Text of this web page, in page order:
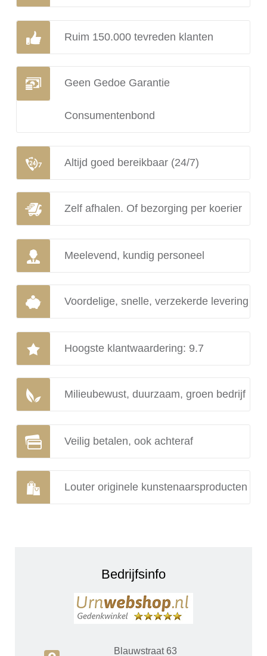
Ruim 150.000 tevreden klanten
Geen Gedoe Garantie
Consumentenbond
Altijd goed bereikbaar (24/7)
Zelf afhalen. Of bezorging per koerier
Meelevend, kundig personeel
Voordelige, snelle, verzekerde levering
Hoogste klantwaardering: 9.7
Milieubewust, duurzaam, groen bedrijf
Veilig betalen, ook achteraf
Louter originele kunstenaarsproducten
Bedrijfsinfo
Blauwstraat 63